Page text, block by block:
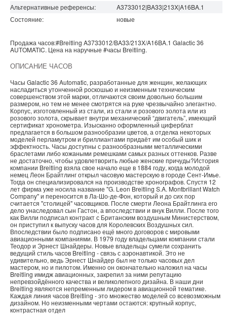
Альтернативные референсы:
A3733012|BA33|213X|A16BA.1
Состояние:
новые
Продажа часов:#Breitling A3733012/BA33/213X/A16BA.1 Galactic36
AUTOMATIC. Цена на наручные #часы Breitling.
ОПИСАНИЕ ЧАСОВ
Часы Galactic 36 Automatic, разработанные для женщин, желающих
насладиться утонченной роскошью и неизменным техническим
совершенством этой марки, отличаются своим довольно большим
размером, но тем не менее смотрятся на руке чрезвычайно элегантно.
Корпус, изготовленный из стали, из стали и розового золота или из
розового золота, скрывает внутри механический “двигатель”, имеющий
сертификат хронометра. Изысканно оформленный циферблат
предлагается в большом разнообразии цветов, а отделка некоторых
моделей перламутром и бриллиантами придаёт им особый шик и
эффектность. Часы доступны с разнообразными металлическими
браслетами либо кожаными ремешками самых разных оттенков. Разве
не достаточно, чтобы удовлетворить любые женские причуды?История
компании Breitling взяла свое начало еще в 1884 году, когда молодой
немец Леон Брайтлинг открыл часовую мастерскую в городе Сент-Имье.
Тогда он специализировался на производстве хронографов. Спустя 12
лет фирма уже носила название "G. Leon Breitling S.A. Montbrillant Watch
Company" и переносится в Ла-Шо-де-Фон, который и до сих пор
считается "столицей" часовщиков. После смерти Леона Брайтлинга его
дело унаследовал сын Гастон, а впоследствии и внук Вилли. После того
как Вилли подписал контракт с Британским воздушным Министерством,
он приступил к выпуску часов для Королевских Воздушных сил.
Впоследствии было подписано ещё много договоров с мировыми
авиационными компаниями. В 1979 году владельцами компании стали
Теодор и Эрнест Шнайдеры. Новые владельцы сумели сохранить
ведущий стиль часов Breitling - связь с аэронавтикой. Это не
удивительно, ведь Эрнест Шнайдер был не только часовых дел
мастером, но и пилотом. Именно он окончательно наложил на часы
Breitling имидж авиационных, закрепил за ними репутацию
непревзойдённого качества и великолепного дизайна. В наши дни
Breitling являются непременным лидером в авиационной тематике.
Каждая линия часов Breitling - это множество моделей со всевозможным
дизайном. Но неизменными чертами остаются: крупный корпус,
контрастная отдел